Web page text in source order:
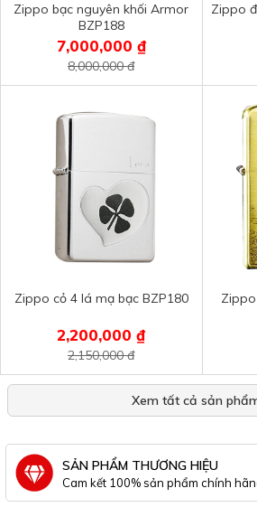
Zippo bạc nguyên khối Armor
BZP188
7,000,000 ₫
8,000,000 đ
Zippo
Zippo cỏ 4 lá mạ bạc BZP180
2,200,000 ₫
2,150,000 đ
Xem tất cả sản
SẢN PHẨM THƯƠNG HIỆU
Cam kết 100% sản phẩm chính